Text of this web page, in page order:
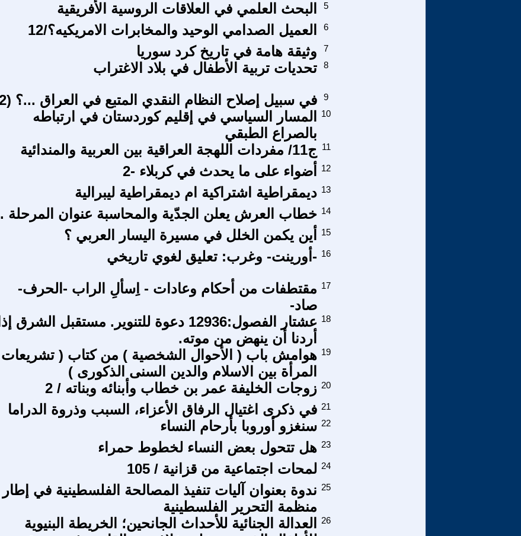
البحث العلمي في العلاقات الروسية الأفريقية 5
العميل الصدامي الوحيد والمخابرات الامريكيه؟/12 6
وثيقة هامة في تاريخ كرد سوريا
7
تحديات تربية الأطفال في بلاد الاغتراب 8
في سبيل إصلاح النظام النقدي المتبع في العراق ...؟ (2)
9
المسار السياسي في إقليم كوردستان في ارتباطه
بالصراع الطبقي
10
ج11/ مفردات اللهجة العراقية بين العربية والمندائية 11
أضواء على ما يحدث في كربلاء -2 12
ديمقراطية اشتراكية ام ديمقراطية ليبرالية 13
خطاب العرش يعلن الجدّية والمحاسبة عنوان المرحلة . 14
أين يكمن الخلل في مسيرة اليسار العربي ؟ 15
-أورينت- وغرب: تعليق لغوي تاريخي 16
مقتطفات من أحكام وعادات - اِسألِ الراب -الحرف-
صاد-
17
عشتار الفصول:12936 دعوة للتنوير. مستقبل الشرق إذا
أردنا أن ينهض من موته.
18
هوامش باب ( الأحوال الشخصية ) من كتاب ( تشريعات
المرأة بين الاسلام والدين السنى الذكورى )
19
زوجات الخليفة عمر بن خطاب وأبنائه وبناته / 2 20
في ذكرى اغتيال الرفاق الأعزاء، السبب وذروة الدراما 21
سنغزو أوروبا بأرحام النساء 22
هل تتحول بعض النساء لخطوط حمراء 23
لمحات اجتماعية من قزانية / 105 24
ندوة بعنوان آليات تنفيذ المصالحة الفلسطينية في إطار
منظمة التحرير الفلسطينية
25
العدالة الجنائية للأحداث الجانحين؛ الخريطة البنيوية
26